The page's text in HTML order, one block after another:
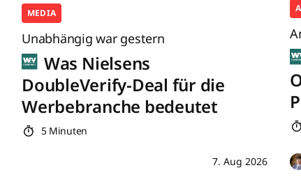
MEDIA
Unabhängig war gestern
Was Nielsens
DoubleVerify-Deal für die
Werbebranche bedeutet
5 Minuten
7. Aug 2026